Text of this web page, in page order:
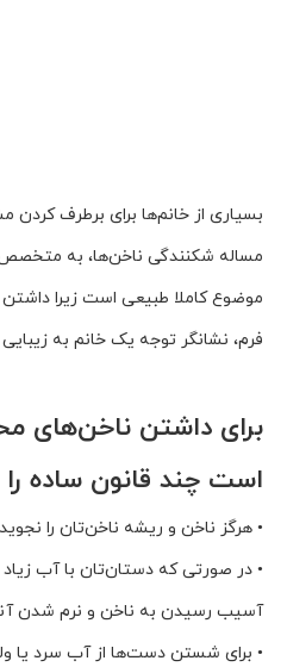
بسیاری از خانم‌ها برای برطرف
مساله شکنندگی ناخن‌ها، به
موضوع کاملا طبیعی است زیرا
فرم، نشانگر توجه یک خانم به
برای داشتن ناخن‌های
است چند قانون ساده
• هرگز ناخن و ریشه ناخن‌تان را
• در صورتی که دستان‌تان با آب زیاد
آسیب رسیدن به ناخن و نرم شدن
• برای شستن دست‌ها از آب سرد یا